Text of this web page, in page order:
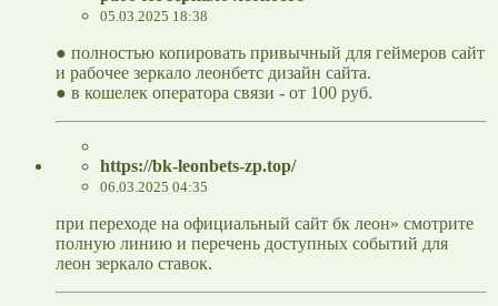
05.03.2025 18:38
● полностью копировать привычный для геймеров сайт
и рабочее зеркало леонбетс дизайн сайта.
● в кошелек оператора связи - от 100 руб.
https://bk-leonbets-zp.top/
06.03.2025 04:35
при переходе на официальный сайт бк леон» смотрите
полную линию и перечень доступных событий для
леон зеркало ставок.